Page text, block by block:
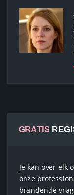
GRATIS
Je kan over elk
onze
brandende